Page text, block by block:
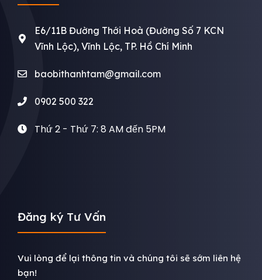
E6/11B Đường Thới Hoà (Đường Số 7 KCN
Vĩnh Lộc), Vĩnh Lộc, TP. Hồ Chí Minh
baobithanhtam@gmail.com
0902 500 322
Thứ 2 - Thứ 7: 8 AM đến 5PM
Đăng ký Tư Vấn
Vui lòng để lại thông tin và chúng tôi sẽ sớm liên hệ
bạn!